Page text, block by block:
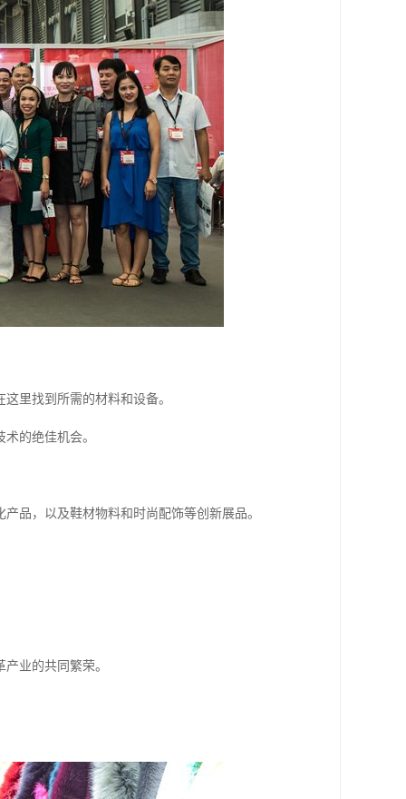
里找到所需的材料和设备。
的绝佳机会。
品，以及鞋材物料和时尚配饰等创新展品。
业的共同繁荣。